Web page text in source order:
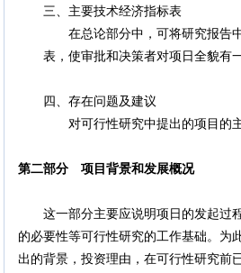
三、主要技术经济指标表
在总论部分中，可将研究报告中各
表，使审批和决策者对项日全貌有一
四、存在问题及建议
对可行性研究中提出的项目的主要
第二部分 项目背景和发展概况
这一部分主要应说明项日的发起过程
的必要性等可行性研究的工作基础。为
出的背景，投资理由，在可行性研究前